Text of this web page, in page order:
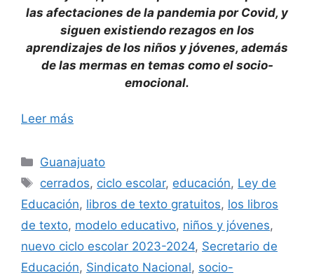
las afectaciones de la pandemia por Covid, y
siguen existiendo rezagos en los
aprendizajes de los niños y jóvenes, además
de las mermas en temas como el socio-
emocional.
Leer más
Categorías
Guanajuato
Etiquetas
cerrados, ciclo escolar, educación, Ley de
Educación, libros de texto gratuitos, los libros
de texto, modelo educativo, niños y jóvenes,
nuevo ciclo escolar 2023-2024, Secretario de
Educación, Sindicato Nacional, socio-